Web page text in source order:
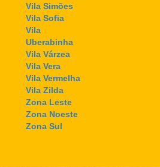
Vila Simões
Vila Sofia
Vila
Uberabinha
Vila Várzea
Vila Vera
Vila Vermelha
Vila Zilda
Zona Leste
Zona Noeste
Zona Sul